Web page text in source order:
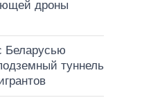
дроны
Беларусью
туннель